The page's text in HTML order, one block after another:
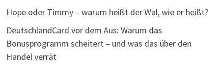
Hope oder Timmy – warum heißt der Wal, wie er heißt?
DeutschlandCard vor dem Aus: Warum das
Bonusprogramm scheitert – und was das über den
Handel verrät